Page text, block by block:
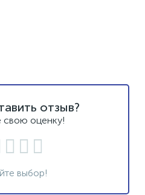
отзыв?
свою оценку!
выбор!